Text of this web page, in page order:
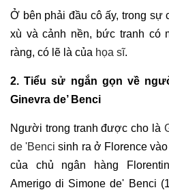
Ở bên phải đầu cô ấy, trong sự
xù và cảnh nền, bức tranh có
ràng, có lẽ là của họa sĩ.
2. Tiểu sử ngắn gọn về
Ginevra de’ Benci
Người trong tranh được cho là
de 'Benci sinh ra ở Florence
của chủ ngân hàng
Amerigo di Simone de' Benci